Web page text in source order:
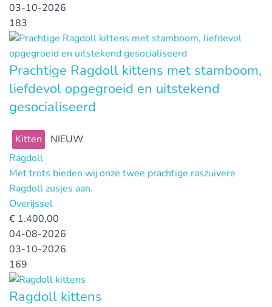
03-10-2026
183
Prachtige Ragdoll kittens met stamboom,
liefdevol opgegroeid en uitstekend
gesocialiseerd
Kitten
NIEUW
Ragdoll
Met trots bieden wij onze twee prachtige raszuivere
Ragdoll zusjes aan.
Overijssel
€ 1.400,00
04-08-2026
03-10-2026
169
Ragdoll kittens